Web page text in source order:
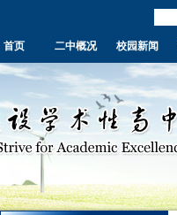
首页 二中概况 校园新闻